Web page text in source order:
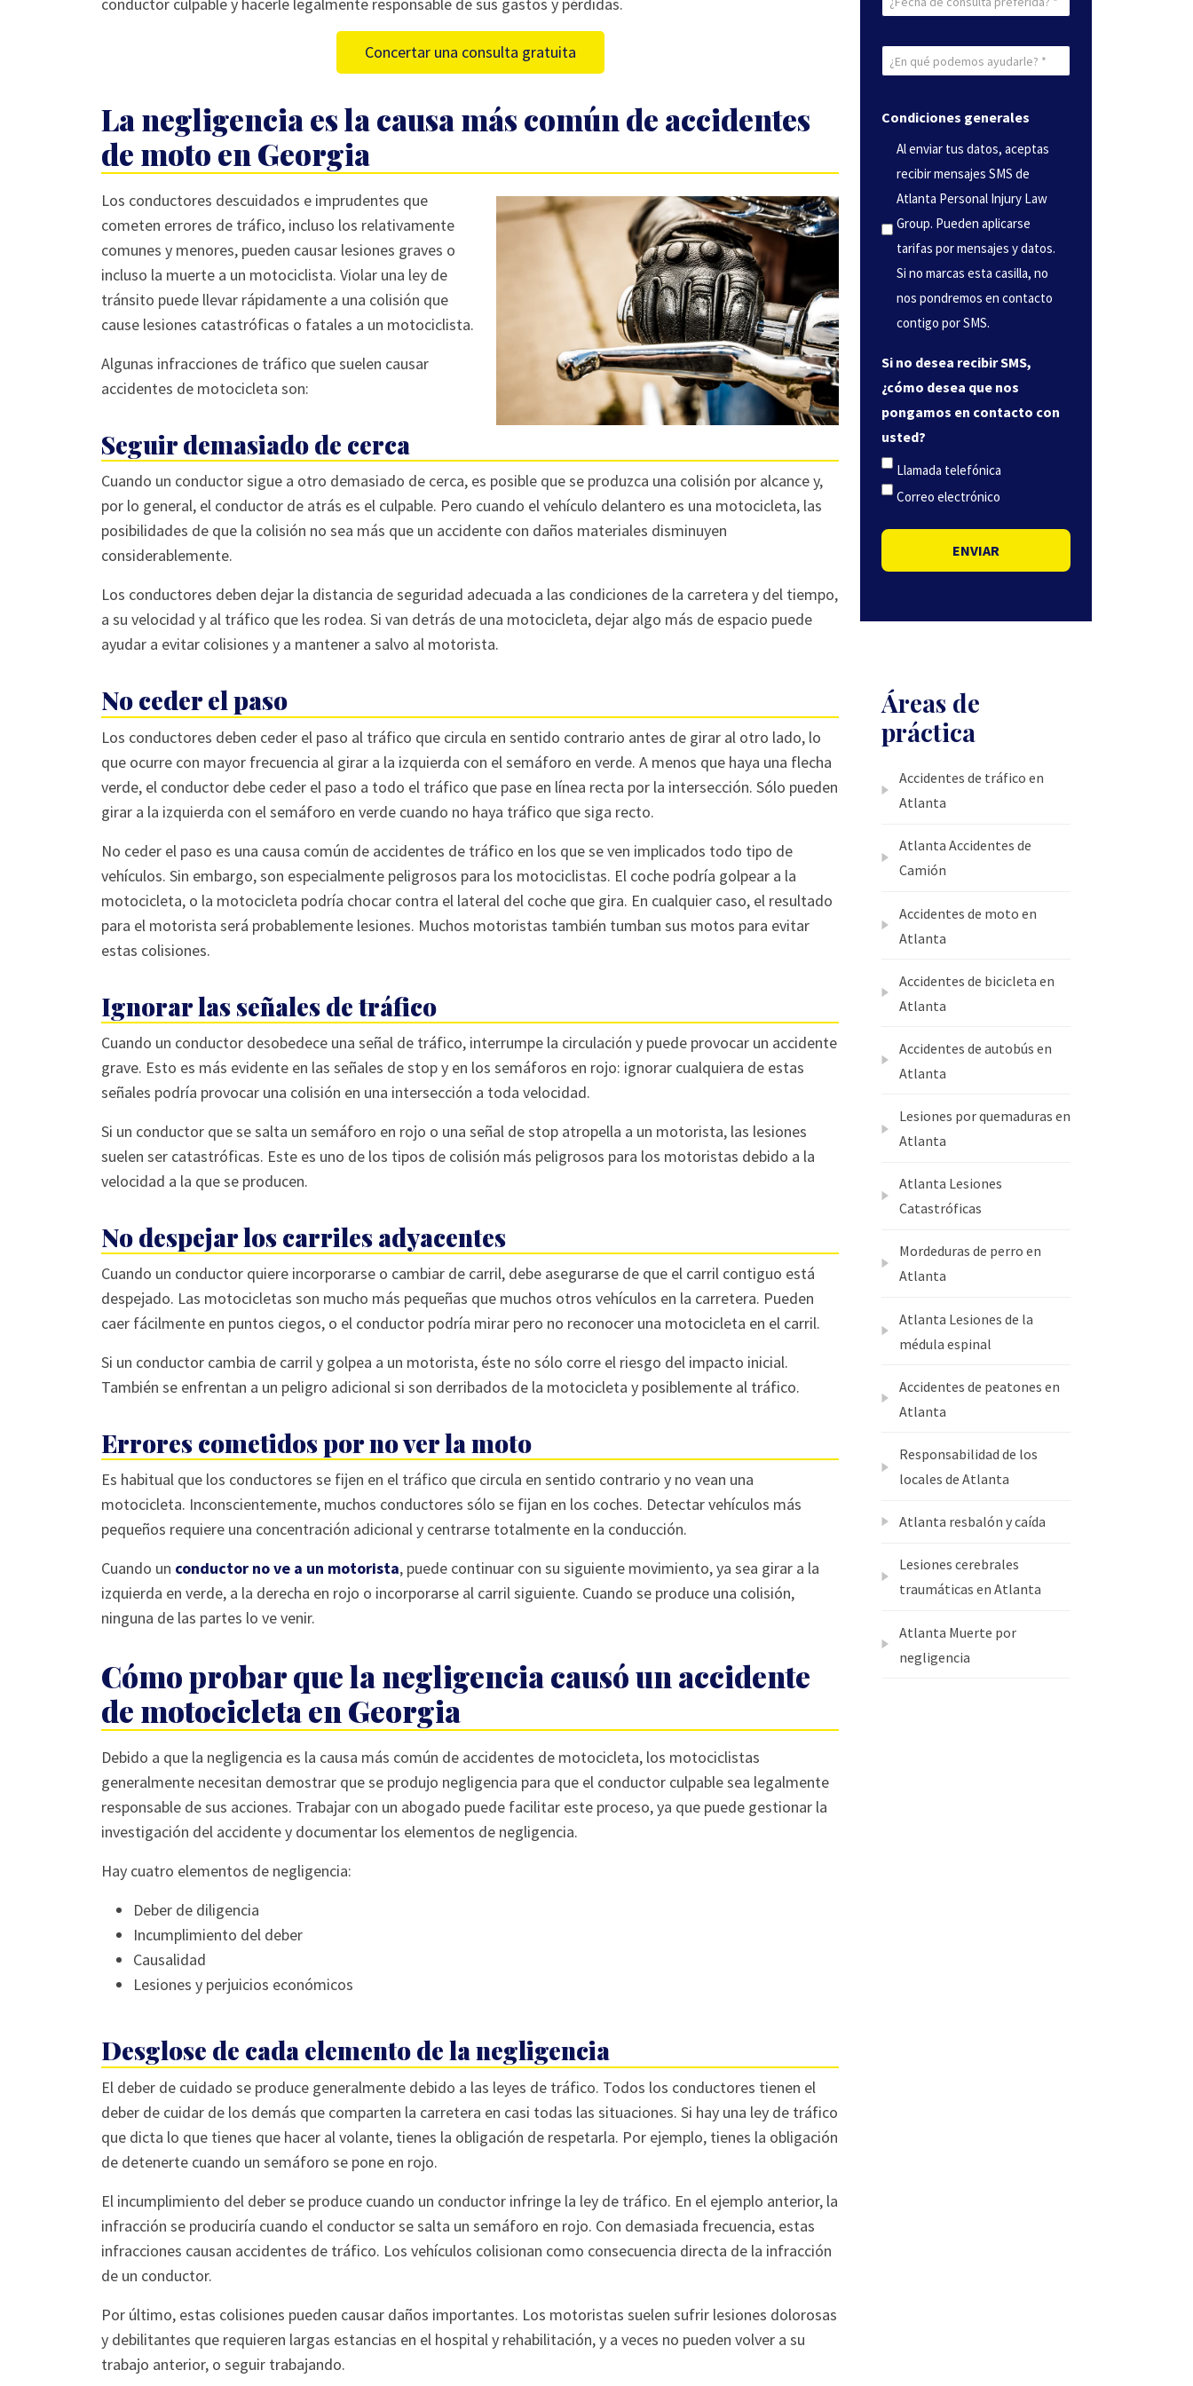
Concertar una consulta gratuita
La negligencia es la causa más común de accidentes
de moto en Georgia
Los conductores descuidados e imprudentes que
cometen errores de tráfico, incluso los relativamente
comunes y menores, pueden causar lesiones graves o
incluso la muerte a un motociclista. Violar una ley de
tránsito puede llevar rápidamente a una colisión que
cause lesiones catastróficas o fatales a un motociclista.
Algunas infracciones de tráfico que suelen causar
accidentes de motocicleta son:
Seguir demasiado de cerca
Cuando un conductor sigue a otro demasiado de cerca, es posible que se produzca una colisión por alcance y,
por lo general, el conductor de atrás es el culpable. Pero cuando el vehículo delantero es una motocicleta, las
posibilidades de que la colisión no sea más que un accidente con daños materiales disminuyen
considerablemente.
Los conductores deben dejar la distancia de seguridad adecuada a las condiciones de la carretera y del tiempo,
a su velocidad y al tráfico que les rodea. Si van detrás de una motocicleta, dejar algo más de espacio puede
ayudar a evitar colisiones y a mantener a salvo al motorista.
No ceder el paso
Los conductores deben ceder el paso al tráfico que circula en sentido contrario antes de girar al otro lado, lo
que ocurre con mayor frecuencia al girar a la izquierda con el semáforo en verde. A menos que haya una flecha
verde, el conductor debe ceder el paso a todo el tráfico que pase en línea recta por la intersección. Sólo pueden
girar a la izquierda con el semáforo en verde cuando no haya tráfico que siga recto.
No ceder el paso es una causa común de accidentes de tráfico en los que se ven implicados todo tipo de
vehículos. Sin embargo, son especialmente peligrosos para los motociclistas. El coche podría golpear a la
motocicleta, o la motocicleta podría chocar contra el lateral del coche que gira. En cualquier caso, el resultado
para el motorista será probablemente lesiones. Muchos motoristas también tumban sus motos para evitar
estas colisiones.
Ignorar las señales de tráfico
Cuando un conductor desobedece una señal de tráfico, interrumpe la circulación y puede provocar un accidente
grave. Esto es más evidente en las señales de stop y en los semáforos en rojo: ignorar cualquiera de estas
señales podría provocar una colisión en una intersección a toda velocidad.
Si un conductor que se salta un semáforo en rojo o una señal de stop atropella a un motorista, las lesiones
suelen ser catastróficas. Este es uno de los tipos de colisión más peligrosos para los motoristas debido a la
velocidad a la que se producen.
No despejar los carriles adyacentes
Cuando un conductor quiere incorporarse o cambiar de carril, debe asegurarse de que el carril contiguo está
despejado. Las motocicletas son mucho más pequeñas que muchos otros vehículos en la carretera. Pueden
caer fácilmente en puntos ciegos, o el conductor podría mirar pero no reconocer una motocicleta en el carril.
Si un conductor cambia de carril y golpea a un motorista, éste no sólo corre el riesgo del impacto inicial.
También se enfrentan a un peligro adicional si son derribados de la motocicleta y posiblemente al tráfico.
Errores cometidos por no ver la moto
Es habitual que los conductores se fijen en el tráfico que circula en sentido contrario y no vean una
motocicleta. Inconscientemente, muchos conductores sólo se fijan en los coches. Detectar vehículos más
pequeños requiere una concentración adicional y centrarse totalmente en la conducción.
Cuando un conductor no ve a un motorista, puede continuar con su siguiente movimiento, ya sea girar a la
izquierda en verde, a la derecha en rojo o incorporarse al carril siguiente. Cuando se produce una colisión,
ninguna de las partes lo ve venir.
Cómo probar que la negligencia causó un accidente
de motocicleta en Georgia
Debido a que la negligencia es la causa más común de accidentes de motocicleta, los motociclistas
generalmente necesitan demostrar que se produjo negligencia para que el conductor culpable sea legalmente
responsable de sus acciones. Trabajar con un abogado puede facilitar este proceso, ya que puede gestionar la
investigación del accidente y documentar los elementos de negligencia.
Hay cuatro elementos de negligencia:
Deber de diligencia
Incumplimiento del deber
Causalidad
Lesiones y perjuicios económicos
Desglose de cada elemento de la negligencia
El deber de cuidado se produce generalmente debido a las leyes de tráfico. Todos los conductores tienen el
deber de cuidar de los demás que comparten la carretera en casi todas las situaciones. Si hay una ley de tráfico
que dicta lo que tienes que hacer al volante, tienes la obligación de respetarla. Por ejemplo, tienes la obligación
de detenerte cuando un semáforo se pone en rojo.
El incumplimiento del deber se produce cuando un conductor infringe la ley de tráfico. En el ejemplo anterior, la
infracción se produciría cuando el conductor se salta un semáforo en rojo. Con demasiada frecuencia, estas
infracciones causan accidentes de tráfico. Los vehículos colisionan como consecuencia directa de la infracción
de un conductor.
Por último, estas colisiones pueden causar daños importantes. Los motoristas suelen sufrir lesiones dolorosas
y debilitantes que requieren largas estancias en el hospital y rehabilitación, y a veces no pueden volver a su
trabajo anterior, o seguir trabajando.
consulta
preferida
¿En
(Obligatorio)
Condiciones generales
Al enviar tus datos, aceptas
recibir mensajes SMS de
Atlanta Personal Injury Law
Group. Pueden aplicarse
tarifas por mensajes y datos.
Si no marcas esta casilla, no
nos pondremos en contacto
contigo por SMS.
Si no desea recibir SMS,
¿cómo desea que nos
pongamos en contacto con
usted?
Llamada telefónica
Correo electrónico
ENVIAR
Áreas de
práctica
Accidentes de tráfico en
Atlanta
Atlanta Accidentes de
Camión
Accidentes de moto en
Atlanta
Accidentes de bicicleta en
Atlanta
Accidentes de autobús en
Atlanta
Lesiones por quemaduras en
Atlanta
Atlanta Lesiones
Catastróficas
Mordeduras de perro en
Atlanta
Atlanta Lesiones de la
médula espinal
Accidentes de peatones en
Atlanta
Responsabilidad de los
locales de Atlanta
Atlanta resbalón y caída
Lesiones cerebrales
traumáticas en Atlanta
Atlanta Muerte por
negligencia